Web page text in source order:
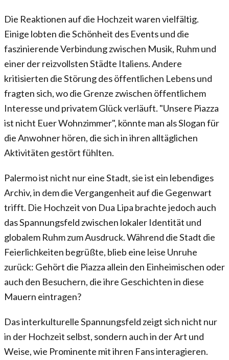
Die Reaktionen auf die Hochzeit waren vielfältig.
Einige lobten die Schönheit des Events und die
faszinierende Verbindung zwischen Musik, Ruhm und
einer der reizvollsten Städte Italiens. Andere
kritisierten die Störung des öffentlichen Lebens und
fragten sich, wo die Grenze zwischen öffentlichem
Interesse und privatem Glück verläuft. "Unsere Piazza
ist nicht Euer Wohnzimmer", könnte man als Slogan für
die Anwohner hören, die sich in ihren alltäglichen
Aktivitäten gestört fühlten.
Palermo ist nicht nur eine Stadt, sie ist ein lebendiges
Archiv, in dem die Vergangenheit auf die Gegenwart
trifft. Die Hochzeit von Dua Lipa brachte jedoch auch
das Spannungsfeld zwischen lokaler Identität und
globalem Ruhm zum Ausdruck. Während die Stadt die
Feierlichkeiten begrüßte, blieb eine leise Unruhe
zurück: Gehört die Piazza allein den Einheimischen oder
auch den Besuchern, die ihre Geschichten in diese
Mauern eintragen?
Das interkulturelle Spannungsfeld zeigt sich nicht nur
in der Hochzeit selbst, sondern auch in der Art und
Weise, wie Prominente mit ihren Fans interagieren.